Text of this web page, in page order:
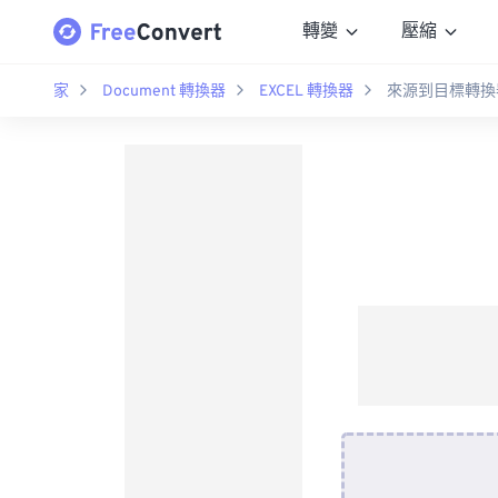
轉變 壓縮
家 Document 轉換器 EXCEL 轉換器 來源到目標轉